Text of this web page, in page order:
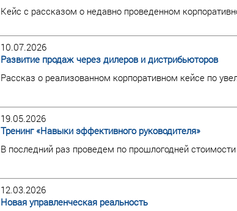
Кейс с рассказом о недавно проведенном
10.07.2026
Развитие продаж через дилеров и дистрибьюторов
Рассказ о реализованном корпоративном кейсе по
19.05.2026
Тренинг «Навыки эффективного руководителя»
В последний раз проведем по прошлогодней
12.03.2026
Новая управленческая реальность